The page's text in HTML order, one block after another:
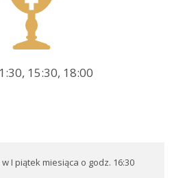
15:30, 18:00
I piątek miesiąca o godz. 16:30